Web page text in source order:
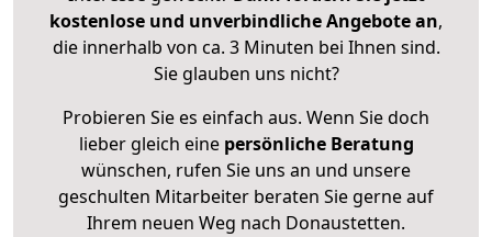
kostenlose und unverbindliche Angebote an,
die innerhalb von ca. 3 Minuten bei Ihnen sind.
Sie glauben uns nicht?
Probieren Sie es einfach aus. Wenn Sie doch
lieber gleich eine persönliche Beratung
wünschen, rufen Sie uns an und unsere
geschulten Mitarbeiter beraten Sie gerne auf
Ihrem neuen Weg nach Donaustetten.